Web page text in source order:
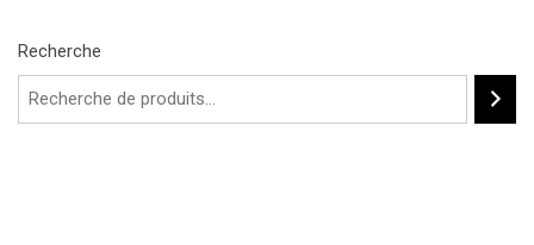
Recherche